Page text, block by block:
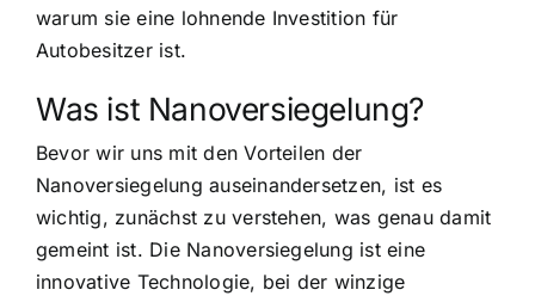
warum sie eine lohnende Investition für
Autobesitzer ist.
Was ist Nanoversiegelung?
Bevor wir uns mit den Vorteilen der
Nanoversiegelung auseinandersetzen, ist es
wichtig, zunächst zu verstehen, was genau damit
gemeint ist. Die Nanoversiegelung ist eine
innovative Technologie, bei der winzige